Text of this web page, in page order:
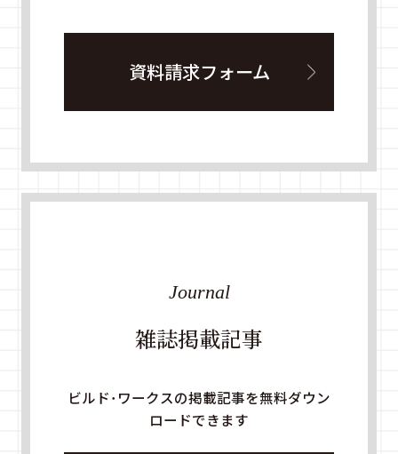
資料請求フォーム
雑誌掲載記事
Journal
ビルド・ワークスの掲載記事を無料ダウン
ロードできます